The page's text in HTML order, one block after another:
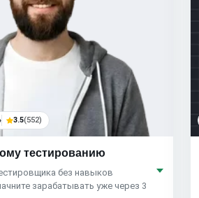
3.5(552)
тестированию
без навыков
зарабатывать уже через 3